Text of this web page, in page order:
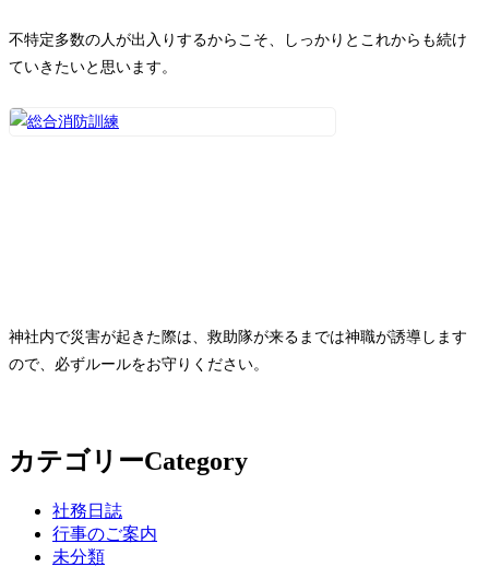
不特定多数の人が出入りするからこそ、しっかりとこれからも続け
ていきたいと思います。
神社内で災害が起きた際は、救助隊が来るまでは神職が誘導します
ので、必ずルールをお守りください。
カテゴリーCategory
社務日誌
行事のご案内
未分類